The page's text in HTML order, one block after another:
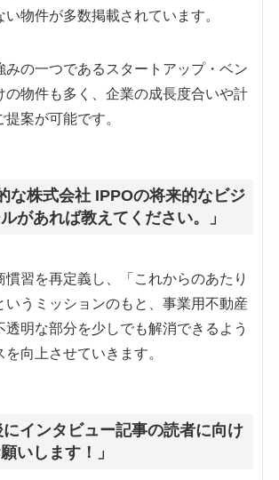
物件が多数掲載されています。
みの一つであるスタートアップ・ベン
の物件も多く、企業の成長度合いや計
案が可能です。
な株式会社 IPPOの将来的なビジ
があれば教えてください。」
慣習を再定義し、「これからのあたり
いうミッションのもと、事業用不動産
透明な部分を少しでも解消できるよう
向上させていきます。
インタビュー記事の読者に向け
いします！」